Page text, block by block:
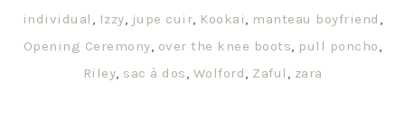
individual , Izzy, jupe cuir, Kookai, manteau boyfriend ,
Opening Ceremony, over the knee boots, pull poncho,
Riley, sac à dos, Wolford, Zaful , zara